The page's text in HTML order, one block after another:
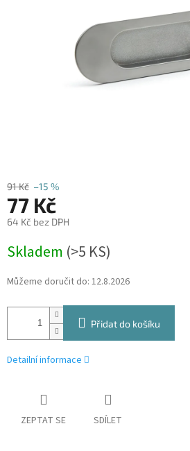
91 Kč –15 %
77 Kč
64 Kč bez DPH
cena:
Skladem (>5 KS)
Můžeme doručit do: 12.8.2026
Přidat do košíku
Detailní informace
ZEPTAT SE SDÍLET